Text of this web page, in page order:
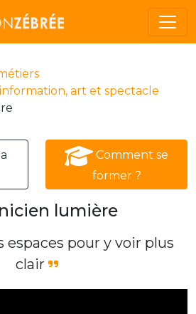
art et spectacle
Comment se
former ?
lumière
pour y voir plus
clair